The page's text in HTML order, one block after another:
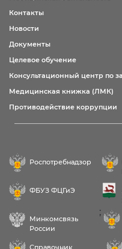
Контакты
Новости
Документы
Целевое обучение
Консультационный центр по
Медицинская книжка (ЛМК)
Противодействие коррупции
Роспотребнадзор
ФБУЗ ФЦГиЭ
Минкомсвязь
России
;
Справочник